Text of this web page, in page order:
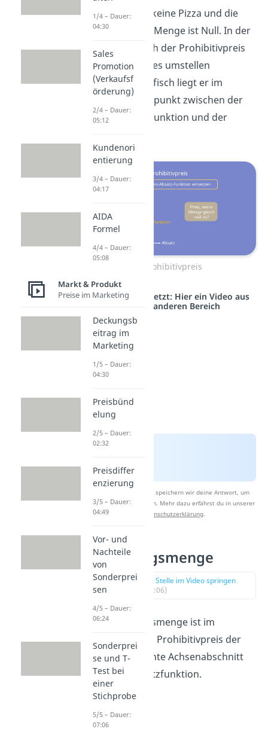
bestellst also keine Pizza und die
nachgefragte Menge ist Null. In der
Regel lässt sich der Prohibitivpreis
durch einfaches umstellen
ermitteln. Grafisch liegt er im
Achsenschnittpunkt zwischen der
Preis-Absatz-Funktion und der
Prohibitivpreis
Studyflix vernetzt: Hier ein Video aus
einem anderen Bereich
Nach Beantwortung speichern wir deine Antwort, um
Studyflix zu verbessern. Mehr dazu erfährst du in unserer
Datenschutzerklärung.
Sättigungsmenge
zur Stelle im Video springen
(02:06)
Die Sättigungsmenge ist im
Vergleich zum Prohibitivpreis der
zweite markante Achsenabschnitt
der Preisabsatzfunktion.
1/4 – Dauer:
04:30
Sales
Promotion
(Verkaufsf
örderung)
2/4 – Dauer:
05:12
Kundenori
entierung
3/4 – Dauer:
04:17
AIDA
Formel
4/4 – Dauer:
05:08
Markt & Produkt
Preise im Marketing
Deckungsb
eitrag im
Marketing
1/5 – Dauer:
04:30
Preisbünd
elung
2/5 – Dauer:
02:32
Preisdiffer
enzierung
3/5 – Dauer:
04:49
Vor- und
Nachteile
von
Sonderprei
sen
4/5 – Dauer:
06:24
Sonderprei
se und T-
Test bei
einer
Stichprobe
5/5 – Dauer:
07:06